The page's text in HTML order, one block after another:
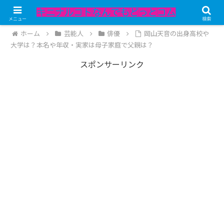
記事内にPRが含まれています。
ホーム 芸能人 俳優
岡山天音の出身高校や
大学は？本名や年収・実家は母子家庭で父親は？
スポンサーリンク
メニュー 検索